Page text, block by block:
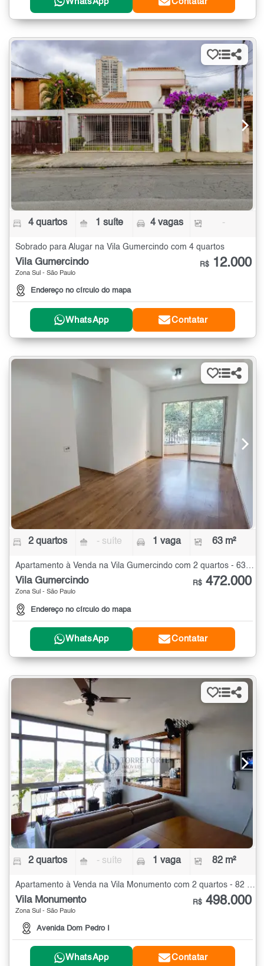
4 quartos 1 suíte 4 vagas -
Sobrado para Alugar na Vila Gumercindo com 4 quartos
Vila Gumercindo
Zona Sul - São Paulo
Endereço no círculo do mapa
R$ 12.000
WhatsApp Contatar
2 quartos - suíte 1 vaga 63 m²
Apartamento à Venda na Vila Gumercindo com 2 quartos - 63 m²
Vila Gumercindo
Zona Sul - São Paulo
Endereço no círculo do mapa
R$ 472.000
WhatsApp Contatar
2 quartos - suíte 1 vaga 82 m²
Vila Monumento
Zona Sul - São Paulo
Avenida Dom Pedro I
R$ 498.000
WhatsApp Contatar